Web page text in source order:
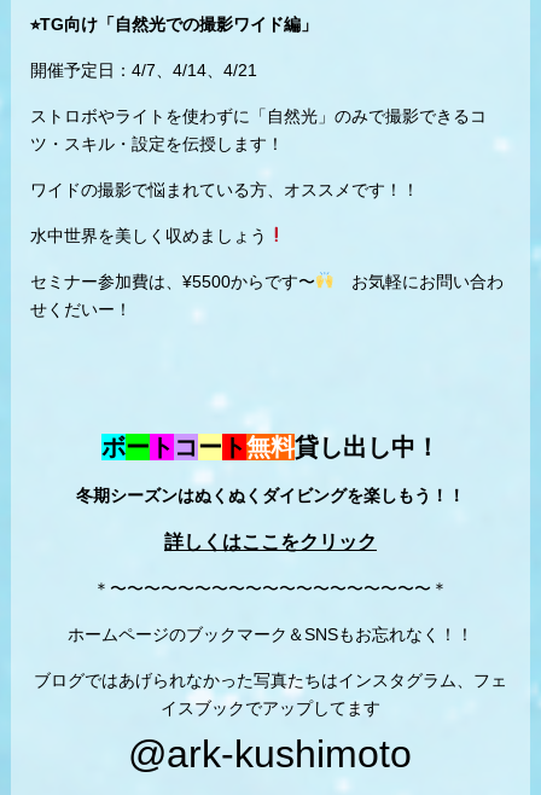
⭐︎TG向け「自然光での撮影ワイド編」
開催予定日：4/7、4/14、4/21
ストロボやライトを使わずに「自然光」のみで撮影できるコ
ツ・スキル・設定を伝授します！
ワイドの撮影で悩まれている方、オススメです！！
水中世界を美しく収めましょう
セミナー参加費は、¥5500からです〜
お気軽にお問い合わ
せくだいー！
ボー ト コー ト無料貸し出し中！
冬期シーズンはぬくぬくダイビングを楽しもう！！
詳しくはここをクリック
＊〜〜〜〜〜〜〜〜〜〜〜〜〜〜〜〜〜〜〜＊
ホームページのブックマーク＆SNSもお忘れなく！！
ブログではあげられなかった写真たちはインスタグラム、フェ
イスブックでアップしてます
@ark-kushimoto